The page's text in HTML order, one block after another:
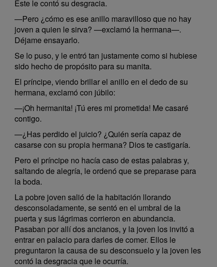
Éste le contó su desgracia.
—Pero ¿cómo es ese anillo maravilloso que no hay
joven a quien le sirva? —exclamó la hermana—.
Déjame ensayarlo.
Se lo puso, y le entró tan justamente como si hubiese
sido hecho de propósito para su manita.
El príncipe, viendo brillar el anillo en el dedo de su
hermana, exclamó con júbilo:
—¡Oh hermanita! ¡Tú eres mi prometida! Me casaré
contigo.
—¿Has perdido el juicio? ¿Quién sería capaz de
casarse con su propia hermana? Dios te castigaría.
Pero el príncipe no hacía caso de estas palabras y,
saltando de alegría, le ordenó que se preparase para
la boda.
La pobre joven salió de la habitación llorando
desconsoladamente, se sentó en el umbral de la
puerta y sus lágrimas corrieron en abundancia.
Pasaban por allí dos ancianos, y la joven los invitó a
entrar en palacio para darles de comer. Ellos le
preguntaron la causa de su desconsuelo y la joven les
contó la desgracia que le ocurría.